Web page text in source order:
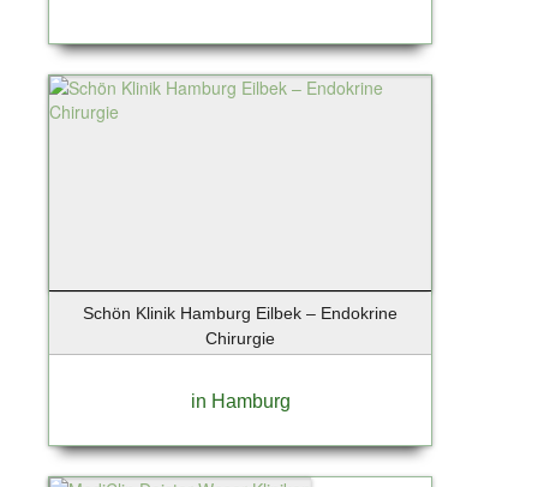
Schön Klinik Hamburg Eilbek – Endokrine
Chirurgie
in Hamburg